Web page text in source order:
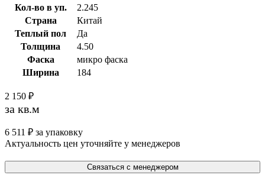
Кол-во в уп.
2.245
Страна
Китай
Теплый пол
Да
Толщина
4.50
Фаска
микро фаска
Ширина
184
2 150 ₽
за кв.м
6 511 ₽ за упаковку
Актуальность цен уточняйте у менеджеров
Связаться с менеджером